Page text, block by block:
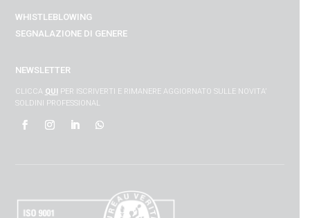
WHISTLEBLOWING
SEGNALAZIONE DI GENERE
NEWSLETTER
CLICCA QUIPER ISCRIVERTI E RIMANERE AGGIORNATO SULLE NOVITA’
SOLDINI PROFESSIONAL